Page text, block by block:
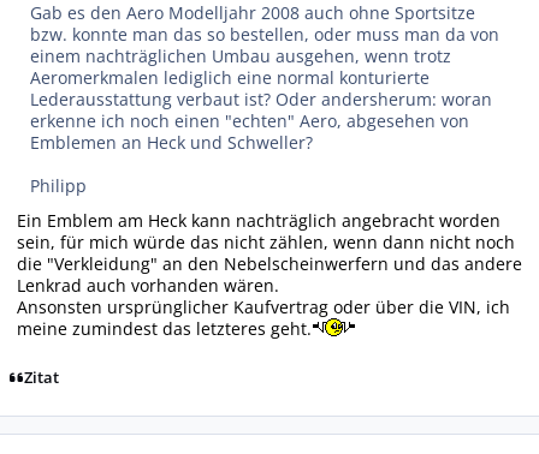
Gab es den Aero Modelljahr 2008 auch ohne Sportsitze
bzw. konnte man das so bestellen, oder muss man da von
einem nachträglichen Umbau ausgehen, wenn trotz
Aeromerkmalen lediglich eine normal konturierte
Lederausstattung verbaut ist? Oder andersherum: woran
erkenne ich noch einen "echten" Aero, abgesehen von
Emblemen an Heck und Schweller?
Philipp
Ein Emblem am Heck kann nachträglich angebracht worden
sein, für mich würde das nicht zählen, wenn dann nicht noch
die "Verkleidung" an den Nebelscheinwerfern und das andere
Lenkrad auch vorhanden wären.
Ansonsten ursprünglicher Kaufvertrag oder über die VIN, ich
meine zumindest das letzteres geht.
Zitat